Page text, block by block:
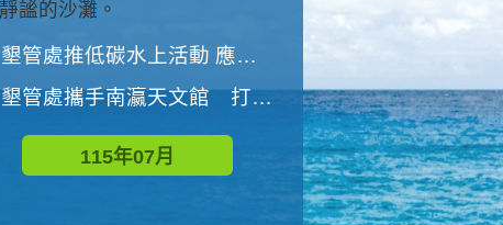
墾管處推低碳水上活動 應屆畢業生限額免費參加
墾管處攜手南瀛天文館 打造沉浸式天文探索營隊
115年07月
與國家公園有約-優游潮間
115年08月